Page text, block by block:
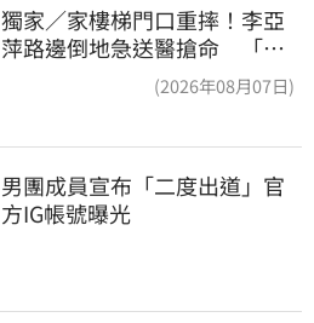
獨家／家樓梯門口重摔！李亞
萍路邊倒地急送醫搶命 「最
(2026年08月07日)
男團成員宣布「二度出道」官
方IG帳號曝光